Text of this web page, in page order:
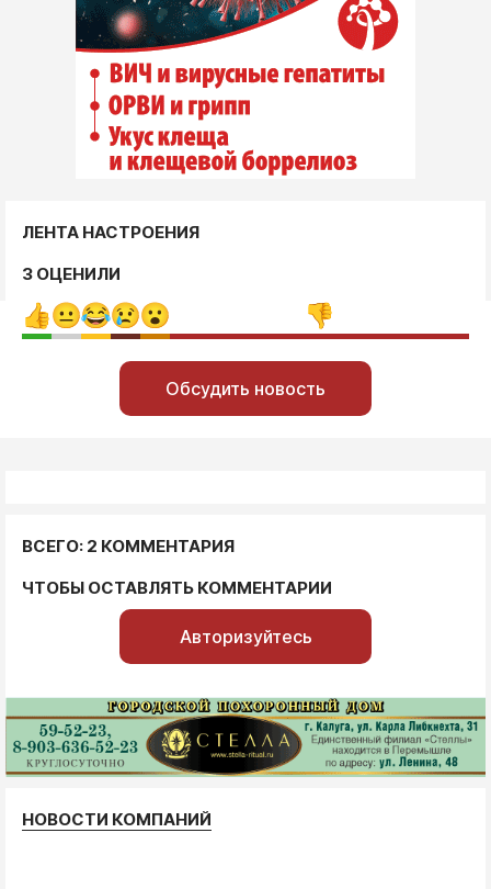
ЛЕНТА НАСТРОЕНИЯ
3 ОЦЕНИЛИ
Обсудить новость
ВСЕГО: 2 КОММЕНТАРИЯ
ЧТОБЫ ОСТАВЛЯТЬ КОММЕНТАРИИ
Авторизуйтесь
НОВОСТИ КОМПАНИЙ